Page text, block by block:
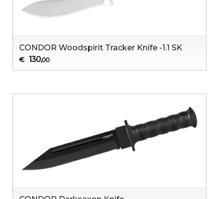
CONDOR Woodspirit Tracker Knife -1.1 SK
€ 130,00